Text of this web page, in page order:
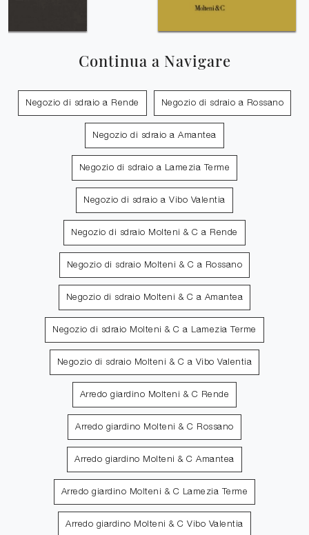
Continua a Navigare
Negozio di sdraio a Rende Negozio di sdraio a Rossano
Negozio di sdraio a Amantea
Negozio di sdraio a Lamezia Terme
Negozio di sdraio a Vibo Valentia
Negozio di sdraio Molteni & C a Rende
Negozio di sdraio Molteni & C a Rossano
Negozio di sdraio Molteni & C a Amantea
Negozio di sdraio Molteni & C a Lamezia Terme
Negozio di sdraio Molteni & C a Vibo Valentia
Arredo giardino Molteni & C Rende
Arredo giardino Molteni & C Rossano
Arredo giardino Molteni & C Amantea
Arredo giardino Molteni & C Lamezia Terme
Arredo giardino Molteni & C Vibo Valentia